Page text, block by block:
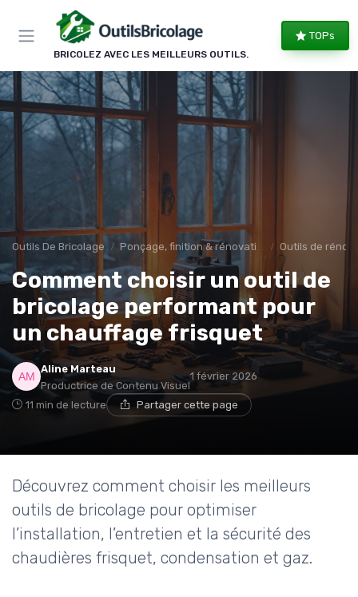
BRICOLEZ AVEC LES MEILLEURS OUTILS.
TOPs
Outils De Bricolage Ponçage, finition & rénovation Outils de
Comment choisir un outil de
bricolage performant pour
un chauffage frisquet
Aline Marteau
Productrice de Contenu Visuel
1 février 2026
11 min de lecture Partager cette page
Découvrez comment choisir les meilleurs
outils de bricolage pour optimiser
l’installation, l’entretien et la sécurité des
chaudières frisquet, condensation et gaz.
Panneau de gestion des cookies